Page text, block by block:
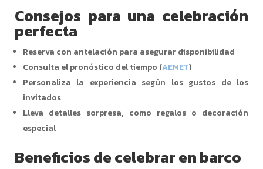
Consejos para una celebración
perfecta
Reserva con antelación para asegurar disponibilidad
Consulta el pronóstico del tiempo (AEMET)
Personaliza la experiencia según los gustos de los
invitados
Lleva detalles sorpresa, como regalos o decoración
especial
Beneficios de celebrar en barco